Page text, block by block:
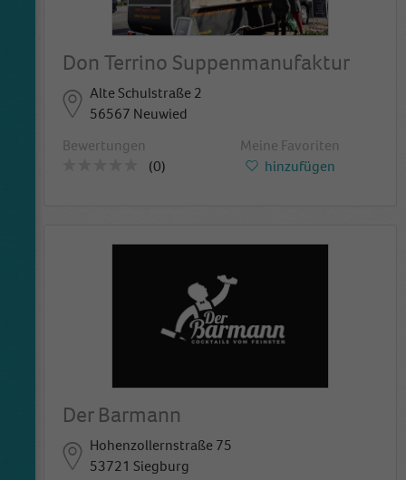
Don Terrino Suppenmanufaktur
Alte Schulstraße 2
56567 Neuwied
Bewertungen
(0)
Meine Favoriten
hinzufügen
Der Barmann
Hohenzollernstraße 75
53721 Siegburg